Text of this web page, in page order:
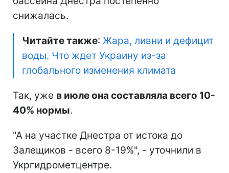
снижалась.
Читайте также: Жара, ливни и дефицит
воды. Что ждет Украину из-за
глобального изменения климата
Так, уже в июле она составляла всего 10-
40% нормы.
"А на участке Днестра от истока до
Залещиков - всего 8-19%", - уточнили в
Укргидрометцентре.